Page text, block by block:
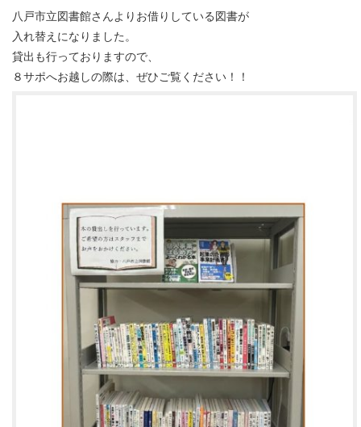
八戸市立図書館さんよりお借りしている図書が
入れ替えになりました。
貸出も行っておりますので、
８サポへお越しの際は、ぜひご覧ください！！
アクセス
お問い合わせ